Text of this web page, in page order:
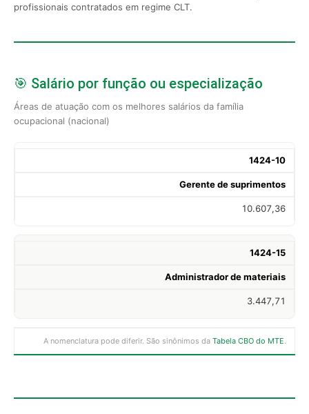
profissionais contratados em regime CLT.
🎯 Salário por função ou especialização
Áreas de atuação com os melhores salários da família
ocupacional (nacional)
1424-10
Gerente de suprimentos
10.607,36
1424-15
Administrador de materiais
3.447,71
A nomenclatura pode diferir. São sinônimos da Tabela CBO do MTE.